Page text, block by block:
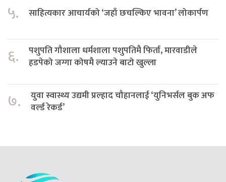
५. साहित्यकार आचार्यको ‘जहाँ छचल्किए भावना’ लोकार्पण
६.
पशुपति गौशाला धर्मशाला पशुपतिमै फिर्ता, मारवाडीले
हडपेको जग्गा कोषमै ल्याउने बाटो खुल्ला
७.
युवा स्वास्थ्य उद्यमी प्रल्हाद चौहानलाई ‘युनिभर्सल बुक अफ
वर्ल्ड रेकर्ड’